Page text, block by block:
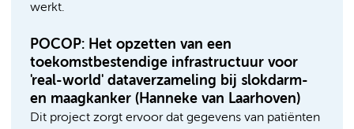
werkt.
POCOP: Het opzetten van een
toekomstbestendige infrastructuur voor
'real-world' dataverzameling bij slokdarm-
en maagkanker (Hanneke van Laarhoven)
Dit project zorgt ervoor dat gegevens van patiënten